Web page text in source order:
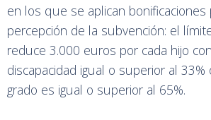
en los que se aplican bonificaciones
percepción de la subvención: el
reduce 3.000 euros por cada hijo
discapacidad igual o superior al 33%
grado es igual o superior al 65%.